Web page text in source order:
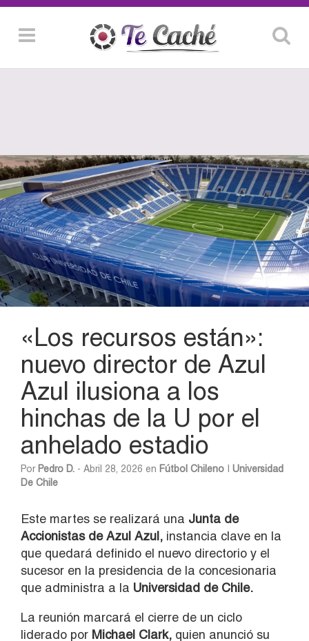
«Los recursos están»:
nuevo director de Azul
Azul ilusiona a los
hinchas de la U por el
anhelado estadio
Por Pedro D. - Abril 28, 2026 en Fútbol Chileno
Universidad
De Chile
Este martes se realizará una Junta de
Accionistas deAzul Azul, instancia clave en la
que quedará definido el nuevo directorio y el
sucesor en la presidencia de la concesionaria
que administra a la Universidad de Chile.
La reunión marcará el cierre de un ciclo
liderado por Michael Clark, quien anunció su